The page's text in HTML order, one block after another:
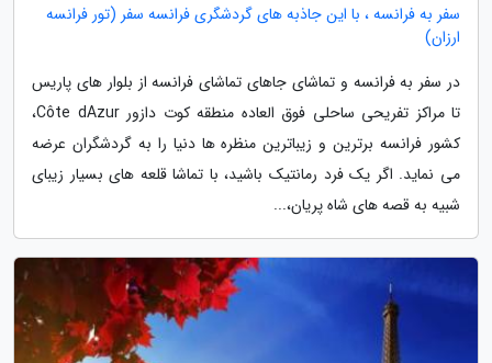
سفر به فرانسه ، با این جاذبه های گردشگری فرانسه سفر (تور فرانسه
ارزان)
در سفر به فرانسه و تماشای جاهای تماشای فرانسه از بلوار های پاریس
تا مراکز تفریحی ساحلی فوق العاده منطقه کوت دازور Côte dAzur،
کشور فرانسه برترین و زیباترین منظره ها دنیا را به گردشگران عرضه
می نماید. اگر یک فرد رمانتیک باشید، با تماشا قلعه های بسیار زیبای
شبیه به قصه های شاه پریان،...